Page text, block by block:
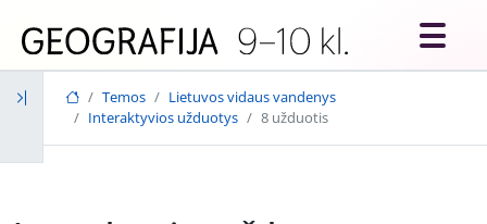
Temos
Lietuvos vidaus vandenys
Interaktyvios užduotys
8 užduotis